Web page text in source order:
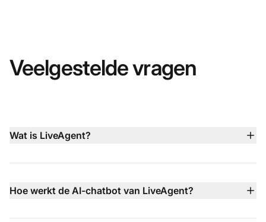
Veelgestelde vragen
Wat is LiveAgent?
callcenter, ondersteuning via sociale media en
zodat teams snellere en slimmere ondersteuning
Hoe werkt de AI-chatbot van LiveAgent?